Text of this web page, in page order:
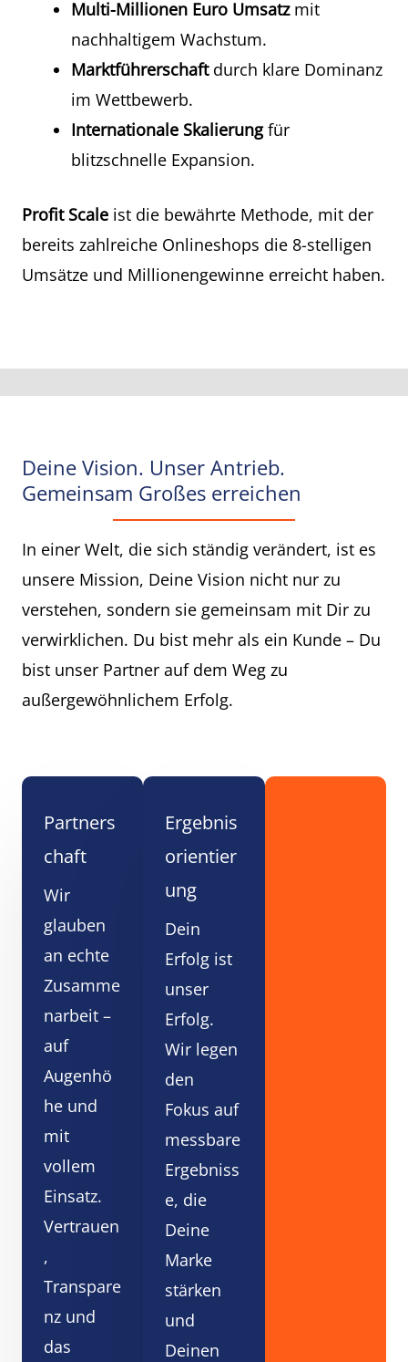
Multi-Millionen Euro Umsatzmit
nachhaltigem Wachstum.
Marktführerschaftdurch klare Dominanz
im Wettbewerb.
Internationale Skalierungfür
blitzschnelle Expansion.
Profit Scale ist die bewährte Methode, mit der
bereits zahlreiche Onlineshops die 8-stelligen
Umsätze und Millionengewinne erreicht haben.
Deine Vision. Unser Antrieb.
Gemeinsam Großes erreichen
In einer Welt, die sich ständig verändert, ist es
unsere Mission, Deine Vision nicht nur zu
verstehen, sondern sie gemeinsam mit Dir zu
verwirklichen. Du bist mehr als ein Kunde – Du
bist unser Partner auf dem Weg zu
außergewöhnlichem Erfolg.
Partners
chaft
Wir
glauben
an echte
Zusamme
narbeit –
auf
Augenhö
he und
mit
vollem
Einsatz.
Vertrauen
,
Transpare
nz und
das
Ergebnis
orientier
ung
Dein
Erfolg ist
unser
Erfolg.
Wir legen
den
Fokus auf
messbare
Ergebniss
e, die
Deine
Marke
stärken
und
Deinen